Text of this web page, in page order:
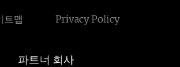
트맵 Privacy Policy
파트너 회사